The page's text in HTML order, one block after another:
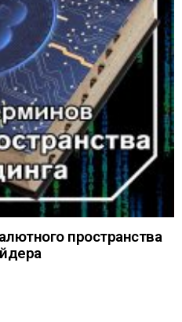
пространства